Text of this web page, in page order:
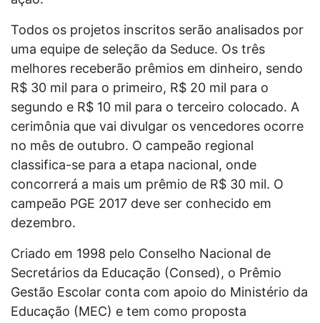
Todos os projetos inscritos serão analisados por
uma equipe de seleção da Seduce. Os três
melhores receberão prêmios em dinheiro, sendo
R$ 30 mil para o primeiro, R$ 20 mil para o
segundo e R$ 10 mil para o terceiro colocado. A
cerimônia que vai divulgar os vencedores ocorre
no mês de outubro. O campeão regional
classifica-se para a etapa nacional, onde
concorrerá a mais um prêmio de R$ 30 mil. O
campeão PGE 2017 deve ser conhecido em
dezembro.
Criado em 1998 pelo Conselho Nacional de
Secretários da Educação (Consed), o Prêmio
Gestão Escolar conta com apoio do Ministério da
Educação (MEC) e tem como proposta